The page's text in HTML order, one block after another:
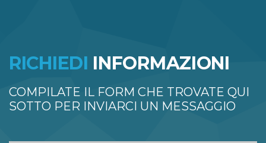
RICHIEDI INFORMAZIONI
COMPILATE IL FORM CHE TROVATE QUI
SOTTO PER INVIARCI UN MESSAGGIO